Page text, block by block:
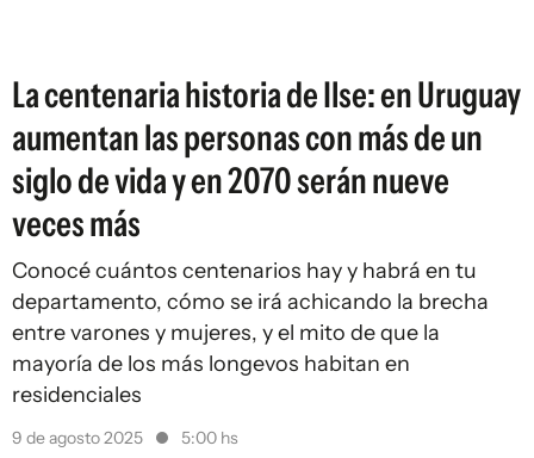
La centenaria historia de Ilse: en Uruguay
aumentan las personas con más de un
siglo de vida y en 2070 serán nueve
veces más
Conocé cuántos centenarios hay y habrá en tu
departamento, cómo se irá achicando la brecha
entre varones y mujeres, y el mito de que la
mayoría de los más longevos habitan en
residenciales
9 de agosto 2025 5:00 hs